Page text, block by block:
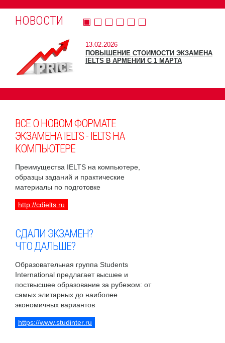
НОВОСТИ
13.02.2026
ПОВЫШЕНИЕ СТОИМОСТИ ЭКЗАМЕНА
IELTS В АРМЕНИИ С 1 МАРТА
ВСЕ О НОВОМ ФОРМАТЕ
ЭКЗАМЕНА IELTS - IELTS НА
КОМПЬЮТЕРЕ
Преимущества IELTS на компьютере,
образцы заданий и практические
материалы по подготовке
http://cdielts.ru
СДАЛИ ЭКЗАМЕН?
ЧТО ДАЛЬШЕ?
Образовательная группа Students
International предлагает высшее и
поствысшее образование за рубежом: от
самых элитарных до наиболее
экономичных вариантов
https://www.studinter.ru